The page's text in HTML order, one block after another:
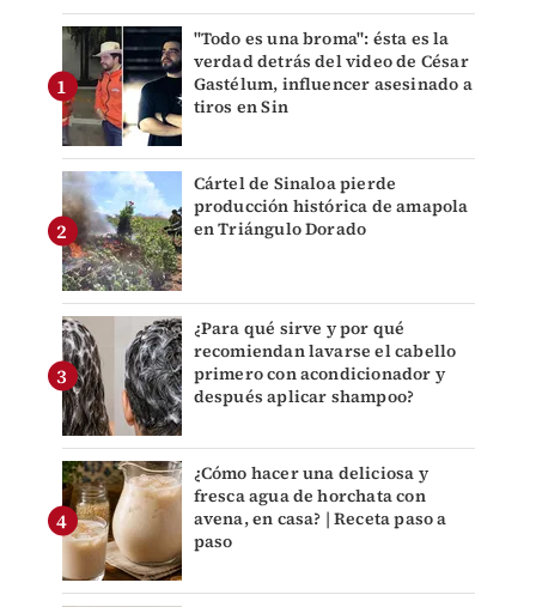
"Todo es una broma": ésta es la
verdad detrás del video de César
Gastélum, influencer asesinado a
tiros en Sin
Cártel de Sinaloa pierde
producción histórica de amapola
en Triángulo Dorado
¿Para qué sirve y por qué
recomiendan lavarse el cabello
primero con acondicionador y
después aplicar shampoo?
¿Cómo hacer una deliciosa y
fresca agua de horchata con
avena, en casa? | Receta paso a
paso